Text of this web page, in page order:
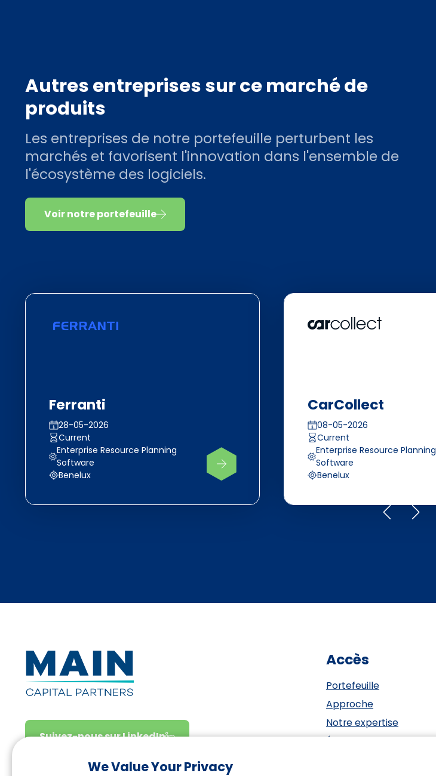
We Value Your Privacy
Autres entreprises sur ce marché de
produits
Les entreprises de notre portefeuille perturbent les
marchés et favorisent l'innovation dans l'ensemble de
l'écosystème des logiciels.
Voir notre portefeuille
Ferranti
28-05-2026
Current
Enterprise Resource Planning
Software
Benelux
CarCollect
08-05-2026
Current
Enterprise Resource Planning
Software
Benelux
Suivez-nous sur LinkedIn
Accès
Portefeuille
Approche
Notre expertise
Événements